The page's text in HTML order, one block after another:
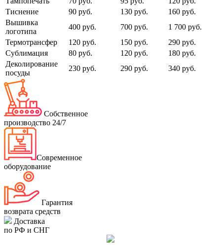
Тиснение
90 руб. 130 руб.
160 руб.
Вышивка
логотипа
400 руб. 700 руб.
1 700 руб.
Термотрансфер
120 руб. 150 руб.
290 руб.
Сублимация
80 руб. 120 руб.
180 руб.
Деколирование
посуды
230 руб. 290 руб. 340 руб.
Собственное
производство 24/7
Современное
оборудование
Гарантия
возврата средств
Доставка
по РФ и СНГ